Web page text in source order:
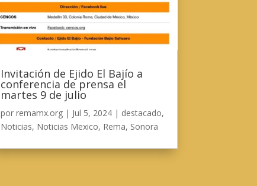
Invitación de Ejido El Bajío a
conferencia de prensa el
martes 9 de julio
por remamx.org| Jul 5, 2024| destacado,
Noticias, Noticias Mexico, Rema, Sonora